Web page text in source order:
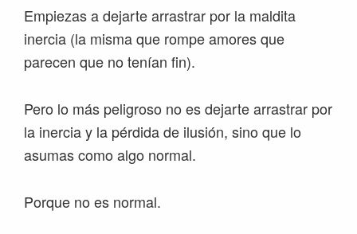
Empiezas a dejarte arrastrar por la maldita
inercia (la misma que rompe amores que
parecen que no tenían fin).
Pero lo más peligroso no es dejarte arrastrar por
la inercia y la pérdida de ilusión, sino que lo
asumas como algo normal.
Porque no es normal.